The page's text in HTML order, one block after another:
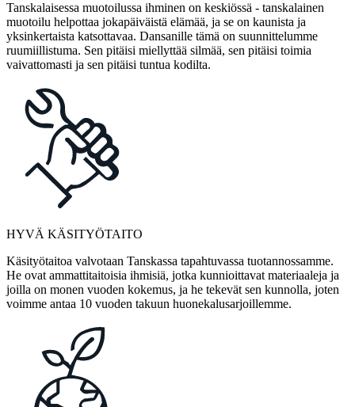
Tanskalaisessa muotoilussa ihminen on keskiössä - tanskalainen
muotoilu helpottaa jokapäiväistä elämää, ja se on kaunista ja
yksinkertaista katsottavaa. Dansanille tämä on suunnittelumme
ruumiillistuma. Sen pitäisi miellyttää silmää, sen pitäisi toimia
vaivattomasti ja sen pitäisi tuntua kodilta.
HYVÄ KÄSITYÖTAITO
Käsityötaitoa valvotaan Tanskassa tapahtuvassa tuotannossamme.
He ovat ammattitaitoisia ihmisiä, jotka kunnioittavat materiaaleja ja
joilla on monen vuoden kokemus, ja he tekevät sen kunnolla, joten
voimme antaa 10 vuoden takuun huonekalusarjoillemme.